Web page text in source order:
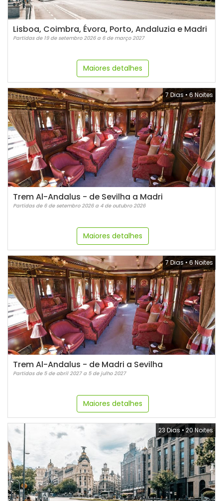
Lisboa, Coimbra, Évora, Porto, Andaluzia e Madri
Partidas de 19 de setembro 2026 a 6 de março 2027
Maiores detalhes
7 Dias •6 Noites
Trem Al-Andalus - de Sevilha a Madri
Partidas de 6 de setembro 2026 a 4 de outubro 2026
Maiores detalhes
7 Dias •6 Noites
Trem Al-Andalus - de Madri a Sevilha
Partidas de 5 de abril 2027 a 5 de julho 2027
Maiores detalhes
23 Dias • 20 Noites